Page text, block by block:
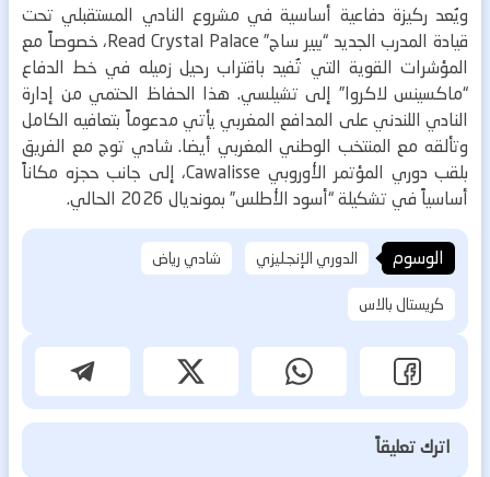
ويُعد ركيزة دفاعية أساسية في مشروع النادي المستقبلي تحت
قيادة المدرب الجديد “بيير ساج” Read Crystal Palace، خصوصاً مع
المؤشرات القوية التي تُفيد باقتراب رحيل زميله في خط الدفاع
“ماكسينس لاكروا” إلى تشيلسي. هذا الحفاظ الحتمي من إدارة
النادي اللندني على المدافع المغربي يأتي مدعوماً بتعافيه الكامل
وتألقه مع المنتخب الوطني المغربي أيضا.شادي توج مع الفريق
بلقب دوري المؤتمر الأوروبي Cawalisse، إلى جانب حجزه مكاناً
أساسياً في تشكيلة “أسود الأطلس” بمونديال 2026 الحالي.
الوسوم الدوري الإنجليزي
شادي رياض
كريستال بالاس
اترك تعليقاً